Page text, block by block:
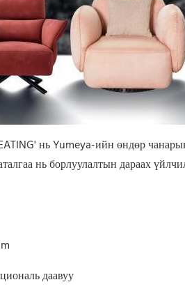
нь Yumeya-ийн өндөр
нь борлуулалтын дараах
даавуу